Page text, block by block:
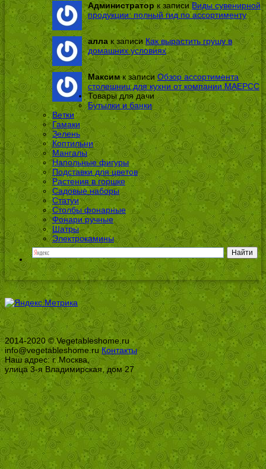
Администратор к записиВиды сувенирной
продукции: полный гид по ассортименту
алла к записи Как вырастить грушу в
домашних условиях
Максимк записиОбзор ассортимента
столешниц для кухни от компании МАЕРСС
Товары для дачи
Бутылки и банки
Ветки
Гамаки
Зелень
Коптильни
Мангалы
Напольные фигуры
Подставки для цветов
Растения в горшке
Садовые наборы
Статуи
Столбы фонарные
Фонари ручные
Шатры
Электрокамины
2014-2020 © Vegetableshome.ru
info@vegetableshome.ruКонтакты
Наш адрес: г. Москва,
улица 3-я Владимирская, дом 27